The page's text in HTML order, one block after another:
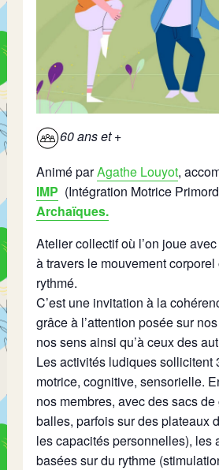
60 ans et +
Animé parAgathe Louyot,
IMP (Intégration Motrice
Archaïques.
Atelier collectif où l’on joue
à travers le mouvement
rythmé.
C’est une invitation à la
grâce à l’attention posée sur
nos sens ainsi qu’à ceux des
Les activités ludiques sollicitent
motrice, cognitive, sensorielle.
nos membres, avec des sacs
balles, parfois sur des plateaux
les capacités personnelles), les
basées sur du rythme